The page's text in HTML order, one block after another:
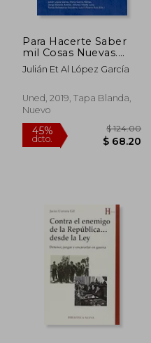
$ 35.05
Para Hacerte Saber
mil Cosas Nuevas.
Ciudad Real 1939
Julián Et Al López García
Uned, 2019, Tapa Blanda,
Nuevo